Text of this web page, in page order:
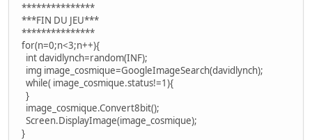
***************
***FIN DU JEU***
***************
for(n=0;n<3;n++){
int davidlynch=random(INF);
img image_cosmique=GoogleImageSearch(davidlynch);
while( image_cosmique.status!=1){
}
image_cosmique.Convert8bit();
Screen.DisplayImage(image_cosmique);
}